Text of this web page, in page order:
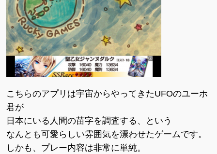
こちらのアプリは宇宙からやってきたUFOのユーホ
君が
日本にいる人間の苗字を調査する、という
なんとも可愛らしい雰囲気を漂わせたゲームです。
しかも、プレー内容は非常に単純。